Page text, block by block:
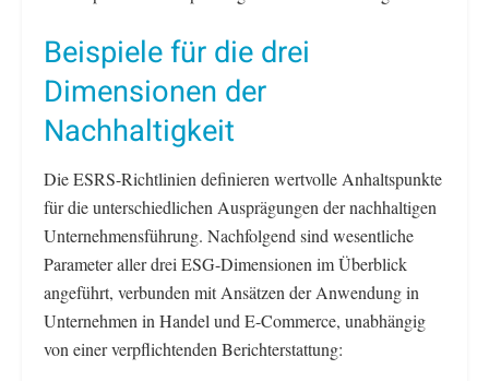
Beispiele für die drei
Dimensionen der
Nachhaltigkeit
Die ESRS-Richtlinien definieren wertvolle Anhaltspunkte
für die unterschiedlichen Ausprägungen der nachhaltigen
Unternehmensführung. Nachfolgend sind wesentliche
Parameter aller drei ESG-Dimensionen im Überblick
angeführt, verbunden mit Ansätzen der Anwendung in
Unternehmen in Handel und E-Commerce, unabhängig
von einer verpflichtenden Berichterstattung: